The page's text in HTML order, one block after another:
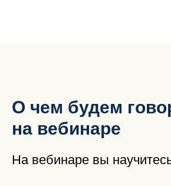
О чем будем
на вебинаре
На вебинаре вы